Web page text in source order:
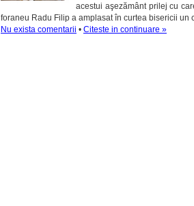
acestui aşezământ prilej cu
foraneu Radu Filip a amplasat în curtea bisericii
Nu exista comentarii • Citeste in continuare »